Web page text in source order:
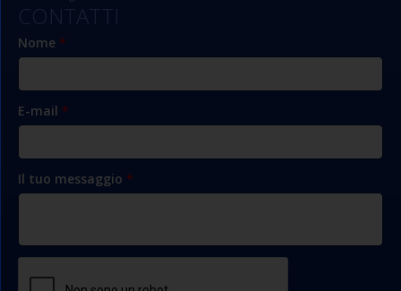
CONTATTI
Nome *
E-mail *
Il tuo messaggio *